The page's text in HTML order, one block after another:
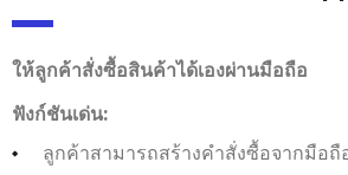
ให้ลูกค้าสั่งซื้อสินค้าได้เองผ่านมือถือ
ฟังก์ชันเด่น:
ลูกค้าสามารถสร้างคำสั่งซื้อจากมือ